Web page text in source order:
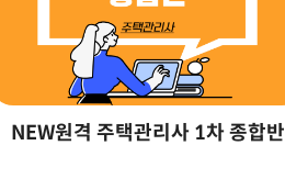
NEW원격 주택관리사 1차 종합반